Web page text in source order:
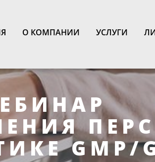
О КОМПАНИИ УСЛУГИ
GMP/